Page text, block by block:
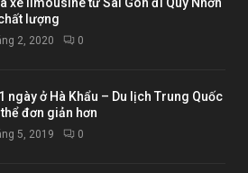
lượng
2, 2020 0
ngày ở Hà Khẩu – Du lịch Trung Quốc
đơn giản hơn
5, 2019 0